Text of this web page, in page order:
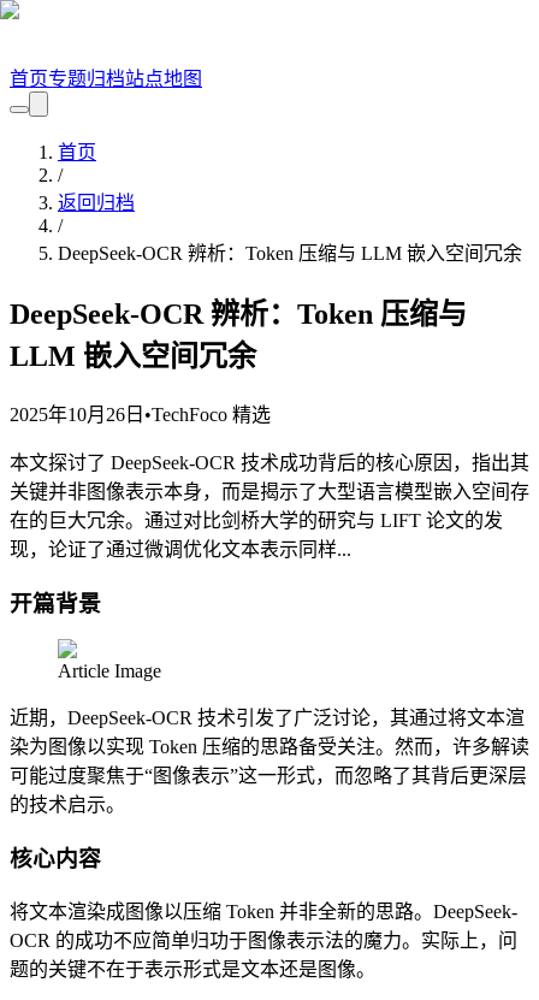
首页专题归档站点地图
首页
/
返回归档
/
DeepSeek-OCR 辨析：Token 压缩与 LLM 嵌入空间冗余
DeepSeek-OCR 辨析：Token 压缩与
LLM 嵌入空间冗余
2025年10月26日 •TechFoco 精选
本文探讨了 DeepSeek-OCR 技术成功背后的核心原因，指出其
关键并非图像表示本身，而是揭示了大型语言模型嵌入空间存
在的巨大冗余。通过对比剑桥大学的研究与 LIFT 论文的发
现，论证了通过微调优化文本表示同样...
开篇背景
Article Image
近期，DeepSeek-OCR 技术引发了广泛讨论，其通过将文本渲
染为图像以实现 Token 压缩的思路备受关注。然而，许多解读
可能过度聚焦于“图像表示”这一形式，而忽略了其背后更深层
的技术启示。
核心内容
将文本渲染成图像以压缩 Token 并非全新的思路。DeepSeek-
OCR 的成功不应简单归功于图像表示法的魔力。实际上，问
题的关键不在于表示形式是文本还是图像。